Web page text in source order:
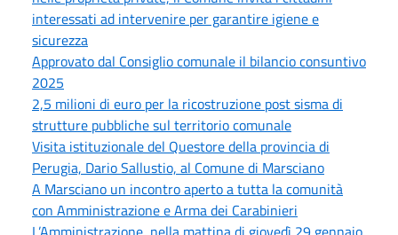
interessati ad intervenire per garantire igiene e
sicurezza
Approvato dal Consiglio comunale il bilancio consuntivo
2025
2,5 milioni di euro per la ricostruzione post sisma di
strutture pubbliche sul territorio comunale
Visita istituzionale del Questore della provincia di
Perugia, Dario Sallustio, al Comune di Marsciano
A Marsciano un incontro aperto a tutta la comunità
con Amministrazione e Arma dei Carabinieri